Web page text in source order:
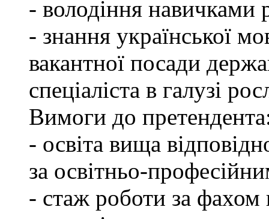
- володіння навичками
- знання української
вакантної посади
спеціаліста в галузі
Вимоги до
- освіта вища
за освітньо-
- стаж роботи за